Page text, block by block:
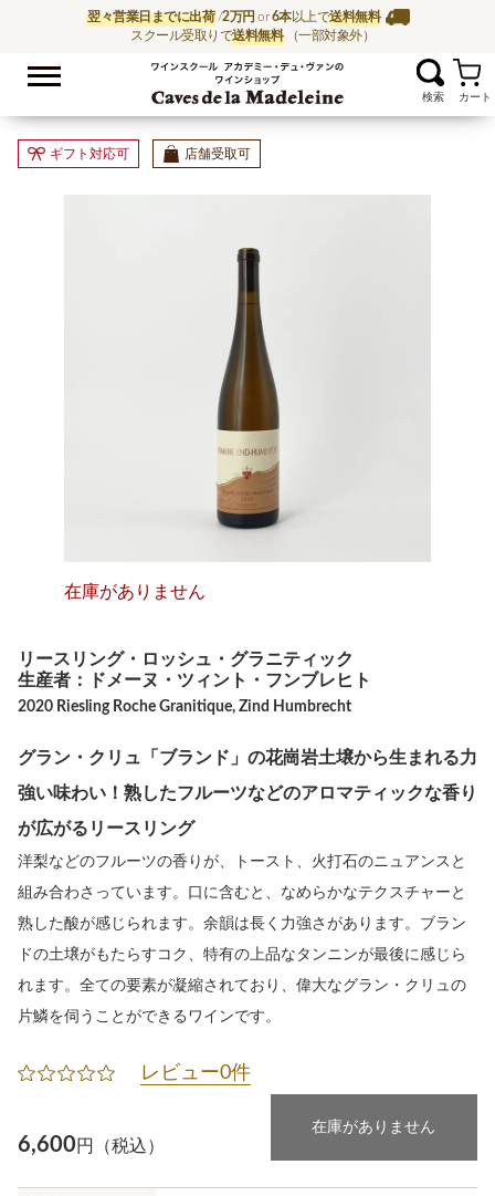
翌々営業日までに出荷/2万円 or6本以上で送料無料
スクール受取りで送料無料 （一部対象外）
ワイン通販ならワイ
お気に入
ギフト対応可 店舗受取可
在庫がありません
リースリング・ロッシュ・グラニティック
生産者：ドメーヌ・ツィント・フンブレヒト
2020 Riesling Roche Granitique, Zind Humbrecht
グラン・クリュ「ブランド」の花崗岩土壌から生まれる力
強い味わい！熟したフルーツなどのアロマティックな香り
が広がるリースリング
洋梨などのフルーツの香りが、トースト、火打石のニュアンスと
組み合わさっています。口に含むと、なめらかなテクスチャーと
熟した酸が感じられます。余韻は長く力強さがあります。ブラン
ドの土壌がもたらすコク、特有の上品なタンニンが最後に感じら
れます。全ての要素が凝縮されており、偉大なグラン・クリュの
片鱗を伺うことができるワインです。
レビュー0件
6,600円（税込）
在庫がありません